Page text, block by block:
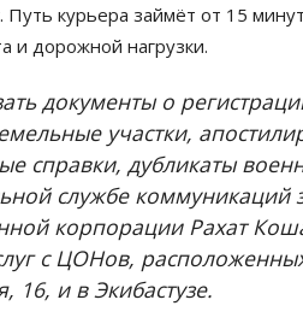
Путь курьера займёт от 15
и дорожной нагрузки.
документы о
участки,
справки, дубликаты
службе коммуникаций
корпорации Рахат
с ЦОНов,
16, и в Экибастузе.